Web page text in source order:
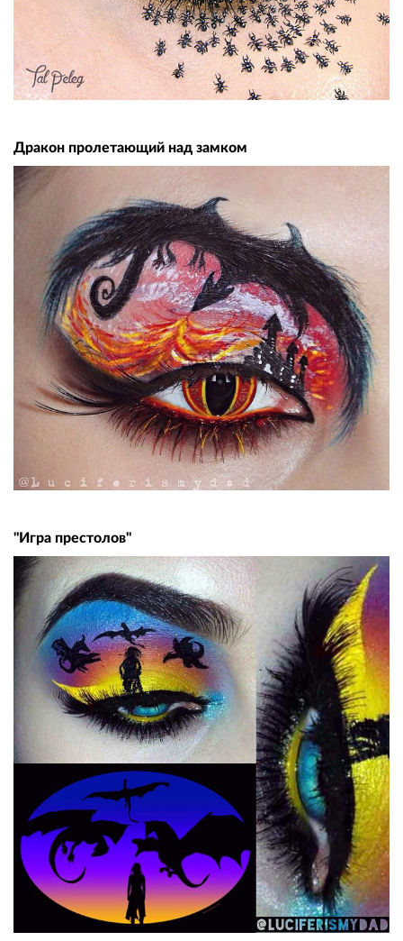
Дракон пролетающий над замком
"Игра престолов"